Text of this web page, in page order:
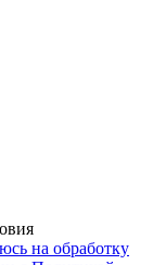
на обработку